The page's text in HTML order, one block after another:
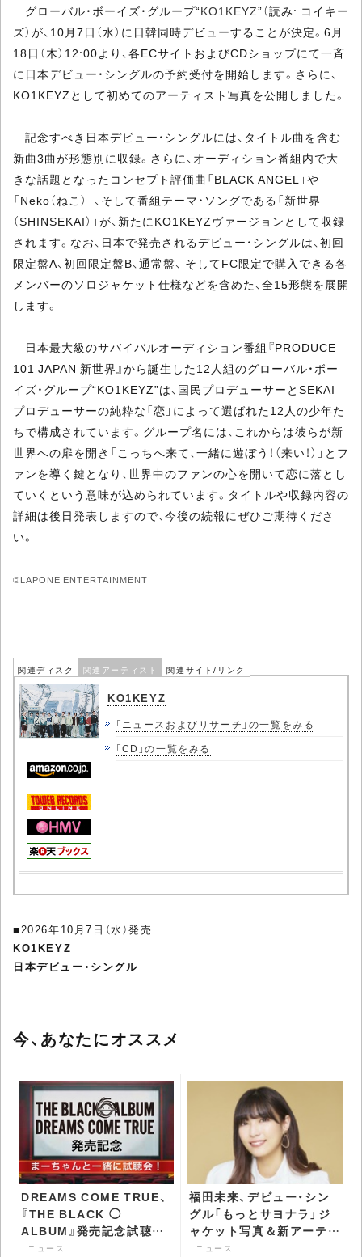
グローバル・ボーイズ・グループ“KO1KEYZ”（読み: コイキー
ズ）が、10月7日（水）に日韓同時デビューすることが決定。6月
18日（木）12:00より、各ECサイトおよびCDショップにて一斉
に日本デビュー・シングルの予約受付を開始します。さらに、
KO1KEYZとして初めてのアーティスト写真を公開しました。
記念すべき日本デビュー・シングルには、タイトル曲を含む
新曲3曲が形態別に収録。さらに、オーディション番組内で大
きな話題となったコンセプト評価曲「BLACK ANGEL」や
「Neko（ねこ）」、そして番組テーマ・ソングである「新世界
（SHINSEKAI）」が、新たにKO1KEYZヴァージョンとして収録
されます。なお、日本で発売されるデビュー・シングルは、初回
限定盤A、初回限定盤B、通常盤、 そしてFC限定で購入できる各
メンバーのソロジャケット仕様などを含めた、全15形態を展開
します。
日本最大級のサバイバルオーディション番組『PRODUCE
101 JAPAN 新世界』から誕生した12人組のグローバル・ボー
イズ・グループ“KO1KEYZ”は、国民プロデューサーとSEKAI
プロデューサーの純粋な「恋」によって選ばれた12人の少年た
ちで構成されています。グループ名には、これからは彼らが新
世界への扉を開き「こっちへ来て、一緒に遊ぼう！（来い！）」とフ
ァンを導く鍵となり、世界中のファンの心を開いて恋に落とし
ていくという意味が込められています。タイトルや収録内容の
詳細は後日発表しますので、今後の続報にぜひご期待くださ
い。
©LAPONE ENTERTAINMENT
関連ディスク 関連アーティスト 関連サイト/リンク
KO1KEYZ
「ニュースおよびリサーチ」の一覧をみる
「CD」の一覧をみる
■2026年10月7日（水）発売
KO1KEYZ
日本デビュー・シングル
今、あなたにオススメ
DREAMS COME TRUE、
『THE BLACK ◯
ALBUM』発売記念試聴会
のレポート到着 -
ニュース
福田未来、デビュー・シン
グル「もっとサヨナラ」ジ
ャケット写真＆新アーティ
スト写真公開 -
ニュース